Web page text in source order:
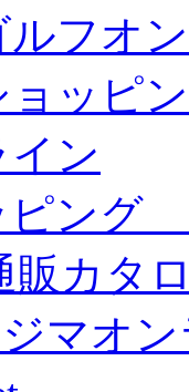
フオ
ッピ
ン
ピング
販カタ
マオ